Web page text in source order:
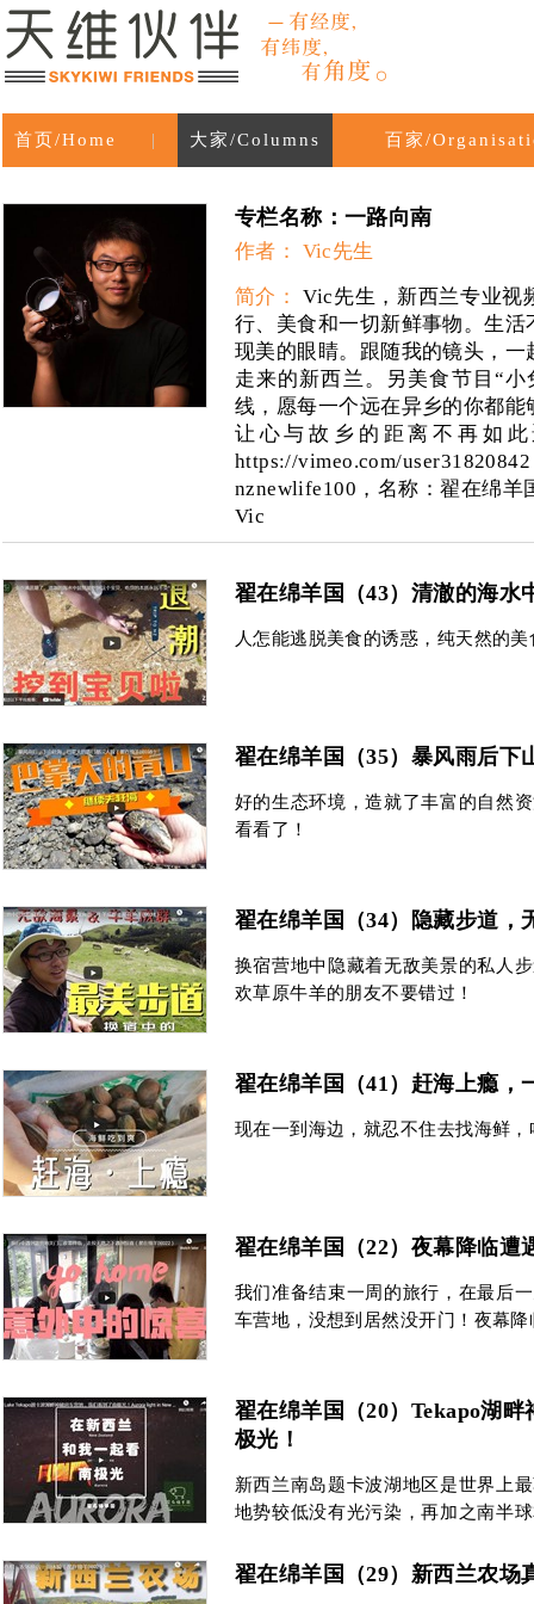
首页/Home | 大家/Columns 百家/
专栏名称：一路向南
作者： Vic先生
简介：
Vic先生，新西兰专业视
行、美食和一切新鲜事物。生
现美的眼睛。跟随我的镜头，
走来的新西兰。另美食节目“
线，愿每一个远在异乡的你都
让心与故乡的距离不再如
https://vimeo.com/
nznewlife100，名称：翟在绵
Vic
翟在绵羊国（43）清澈的海水
人怎能逃脱美食的诱惑，纯天然的
翟在绵羊国（35）暴风雨后下
好的生态环境，造就了丰富的自然
看看了！
翟在绵羊国（34）隐藏步道，
换宿营地中隐藏着无敌美景的私人
欢草原牛羊的朋友不要错过！
翟在绵羊国（41）赶海上瘾，
现在一到海边，就忍不住去找海鲜，
翟在绵羊国（22）夜幕降临遭
我们准备结束一周的旅行，在最后
车营地，没想到居然没开门！夜幕
翟在绵羊国（20）Tekapo湖
极光！
新西兰南岛题卡波湖地区是世界上
地势较低没有光污染，再加之南半
翟在绵羊国（29）新西兰农场